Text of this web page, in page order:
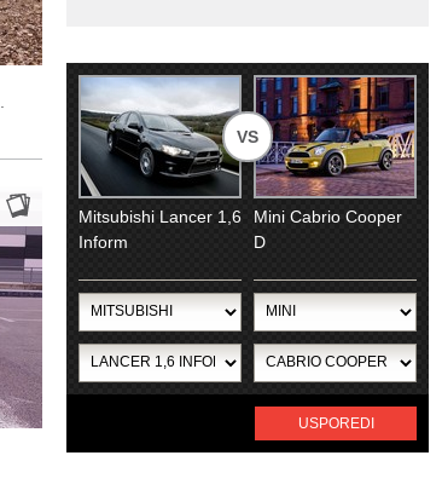
VS
Mitsubishi Lancer 1,6
Inform
Mini Cabrio Cooper
D
USPOREDI